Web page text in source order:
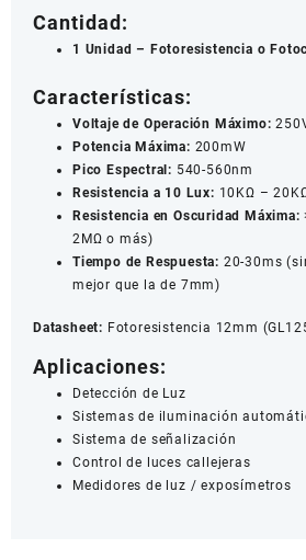
cantidad
Cantidad:
1 Unidad – Fotoresistencia o
Características:
Voltaje de Operación Máximo:
Potencia Máxima: 200mW
Pico Espectral: 540-560nm
Resistencia a 10 Lux: 10KΩ –
Resistencia en Oscuridad Máxima:
2MΩ o más)
Tiempo de Respuesta: 20-30ms
mejor que la de 7mm)
Datasheet: Fotoresistencia 12mm
Aplicaciones:
Detección de Luz
Sistemas de iluminación
Sistema de señalización
Control de luces callejeras
Medidores de luz / exposímetros